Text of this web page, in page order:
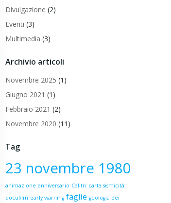
Divulgazione (2)
Eventi (3)
Multimedia (3)
Archivio articoli
Novembre 2025 (1)
Giugno 2021 (1)
Febbraio 2021 (2)
Novembre 2020 (11)
Tag
23 novembre 1980
animazione anniversario Calitri carta sismicità
docufilm early warning faglie geologia dei